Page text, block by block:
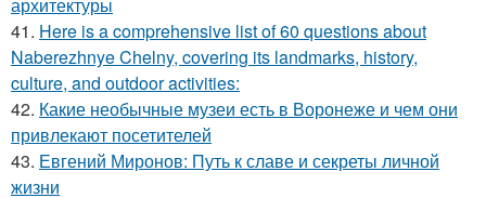
архитектуры
41. Here is a comprehensive list of 60 questions about
Naberezhnye Chelny, covering its landmarks, history,
culture, and outdoor activities:
42. Какие необычные музеи есть в Воронеже и чем они
привлекают посетителей
43. Евгений Миронов: Путь к славе и секреты личной
жизни